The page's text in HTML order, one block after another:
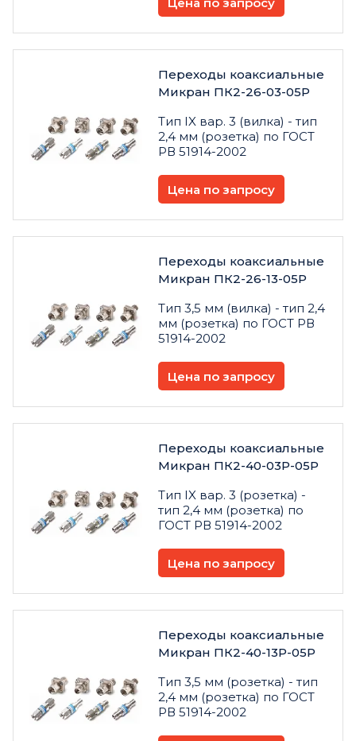
Переходы коаксиальные
Микран ПК2-26-03-05Р
Тип IX вар. 3 (вилка) - тип
2,4 мм (розетка) по ГОСТ
РВ 51914-2002
Цена по запросу
Переходы коаксиальные
Микран ПК2-26-13-05Р
Тип 3,5 мм (вилка) - тип 2,4
мм (розетка) по ГОСТ РВ
51914-2002
Цена по запросу
Переходы коаксиальные
Микран ПК2-40-03Р-05Р
Тип IX вар. 3 (розетка) -
тип 2,4 мм (розетка) по
ГОСТ РВ 51914-2002
Цена по запросу
Переходы коаксиальные
Микран ПК2-40-13Р-05Р
Тип 3,5 мм (розетка) - тип
2,4 мм (розетка) по ГОСТ
РВ 51914-2002